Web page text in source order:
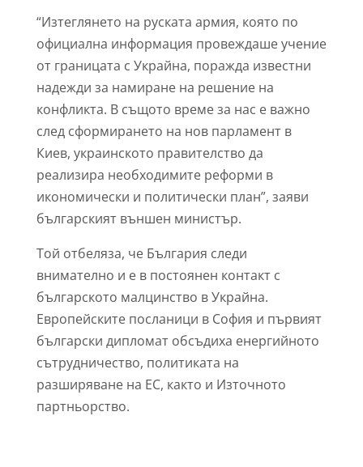
“Изтеглянето на руската армия, която по
официална информация провеждаше учение
от границата с Украйна, поражда известни
надежди за намиране на решение на
конфликта. В същото време за нас е важно
след сформирането на нов парламент в
Киев, украинското правителство да
реализира необходимите реформи в
икономически и политически план”, заяви
българският външен министър.
Той отбеляза, че България следи
внимателно и е в постоянен контакт с
българското малцинство в Украйна.
Европейските посланици в София и първият
български дипломат обсъдиха енергийното
сътрудничество, политиката на
разширяване на ЕС, както и Източното
партньорство.